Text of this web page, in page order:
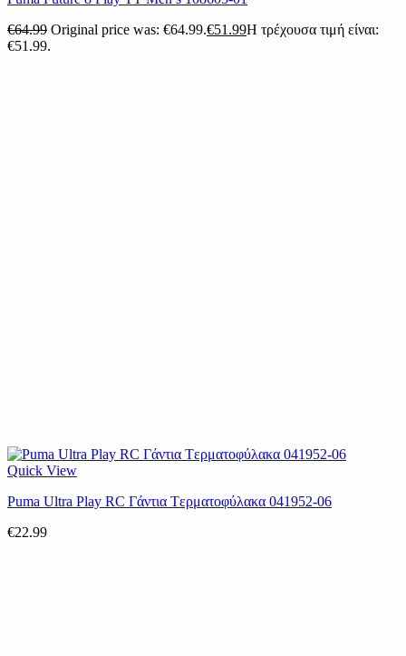
€64.99 Original price was: €64.99.€51.99Η τρέχουσα τιμή είναι:
€51.99.
Quick View
Puma Ultra Play RC Γάντια Tερματοφύλακα 041952-06
€22.99